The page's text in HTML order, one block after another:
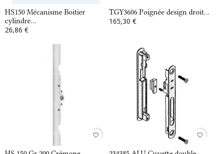
HS150 Mécanisme Boitier
cylindre...
26,86 €
TGY3606 Poignée design droit...
165,30 €
favorite_border favorite_border